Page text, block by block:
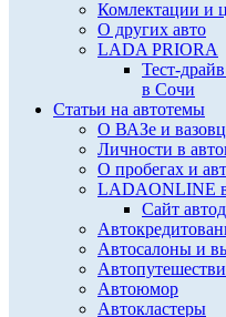
Комлектации и
О других авто
LADA PRIORA
Тест-
в Сочи
Статьи на автотемы
О ВАЗе и
Личности в
О пробегах и
LADAONLINE
Сайт
Автосалоны и
Автоюмор
Автокластеры